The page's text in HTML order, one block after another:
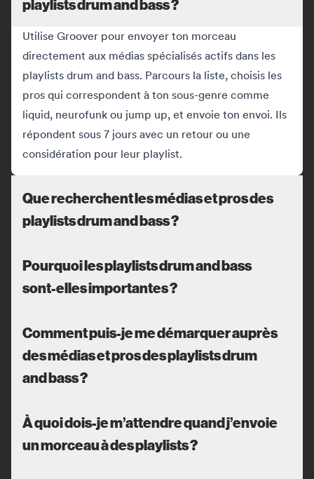
playlists drum and bass ?
Utilise Groover pour envoyer ton morceau
directement aux médias spécialisés actifs dans les
playlists drum and bass. Parcours la liste, choisis les
pros qui correspondent à ton sous-genre comme
liquid, neurofunk ou jump up, et envoie ton envoi. Ils
répondent sous 7 jours avec un retour ou une
considération pour leur playlist.
Que recherchent les médias et pros des
playlists drum and bass ?
Pourquoi les playlists drum and bass
sont-elles importantes ?
Comment puis-je me démarquer auprès
des médias et pros des playlists drum
and bass ?
À quoi dois-je m’attendre quand j’envoie
un morceau à des playlists ?